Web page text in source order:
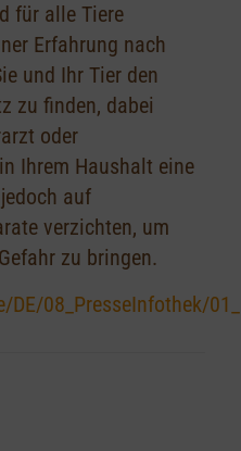
für alle Tiere
Erfahrung nach
und Ihr Tier den
zu finden, dabei
oder
Ihrem Haushalt eine
auf
verzichten, um
zu bringen.
08_PresseInfothek/